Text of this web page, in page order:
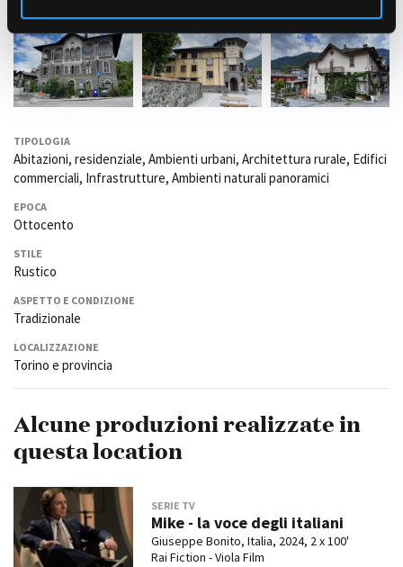
TIPOLOGIA
Abitazioni, residenziale, Ambienti urbani, Architettura rurale, Edifici
commerciali, Infrastrutture, Ambienti naturali panoramici
EPOCA
Ottocento
STILE
Rustico
ASPETTO E CONDIZIONE
Tradizionale
LOCALIZZAZIONE
Torino e provincia
Alcune produzioni realizzate in
questa location
SERIE TV
Mike - la voce degli italiani
Giuseppe Bonito, Italia, 2024, 2 x 100'
Rai Fiction - Viola Film